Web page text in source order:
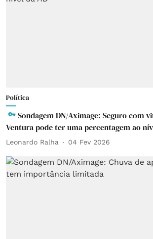
Política
Sondagem DN/Aximage: Seguro com
Ventura pode ter uma percentagem ao
Leonardo Ralha 04 Fev 2026